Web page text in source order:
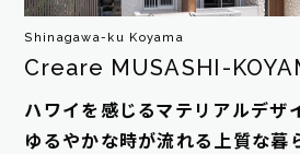
Shinagawa-ku Koyama
Creare MUSASHI-
ハワイを感じるマテリアルデザ
ゆるやかな時が流れる上質な暮